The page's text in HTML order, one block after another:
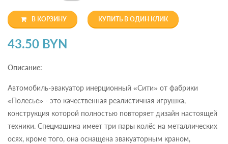
В КОРЗИНУ КУПИТЬ В ОДИН КЛИК
43.50 BYN
Описание:
Автомобиль-эвакуатор инерционный «Сити» от фабрики
«Полесье» - это качественная реалистичная игрушка,
конструкция которой полностью повторяет дизайн настоящей
техники. Спецмашина имеет три пары колёс на металлических
осях, кроме того, она оснащена эвакуаторным краном,